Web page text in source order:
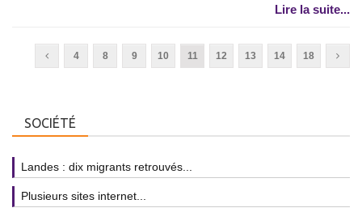
Lire la suite...
4 8 9 10 11 12 13 14 18
SOCIÉTÉ
Landes : dix migrants retrouvés...
Plusieurs sites internet...